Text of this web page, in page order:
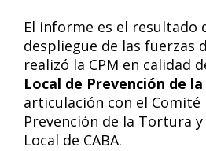
El informe es el resultado
despliegue de las fuerzas
realizó la CPM en calidad
Local de Prevención de
articulación con el Comité
Prevención de la Tortura
Local de CABA.